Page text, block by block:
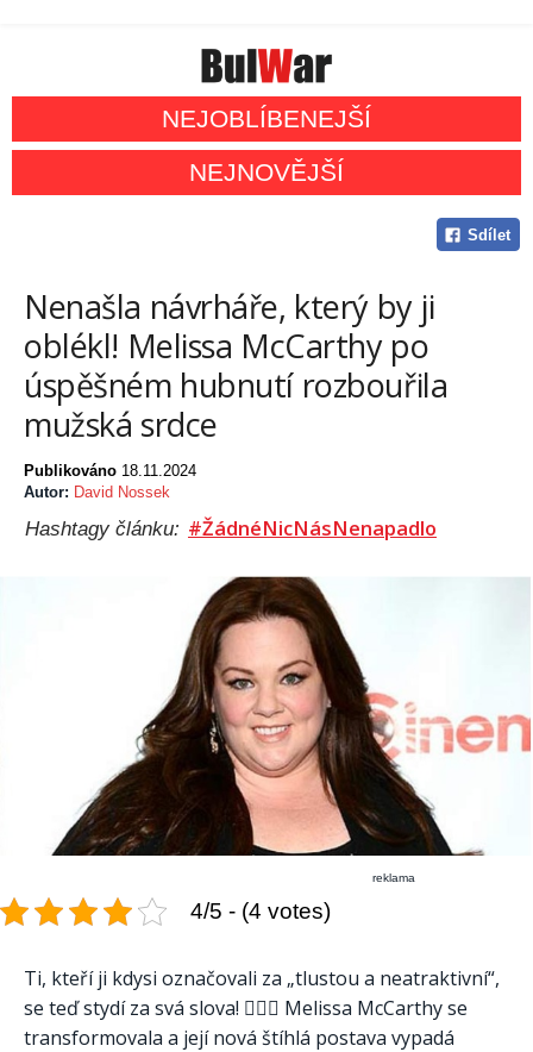
NEJOBLÍBENEJŠÍ
NEJNOVĚJŠÍ
Sdílet
Nenašla návrháře, který by ji
oblékl! Melissa McCarthy po
úspěšném hubnutí rozbouřila
mužská srdce
Publikováno 18.11.2024
Autor: David Nossek
Hashtagy článku: #ŽádnéNicNásNenapadlo
reklama
4/5 - (4 votes)
Ti, kteří ji kdysi označovali za „tlustou a neatraktivní“,
se teď stydí za svá slova! ❤️‍🔥🤤 Melissa McCarthy se
transformovala a její nová štíhlá postava vypadá